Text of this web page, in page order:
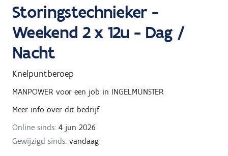
Storingstechnieker -
Weekend 2 x 12u - Dag /
Nacht
Knelpuntberoep
MANPOWER voor een job in INGELMUNSTER
Meer info over dit bedrijf
Online sinds: 4 jun 2026
Gewijzigd sinds: vandaag